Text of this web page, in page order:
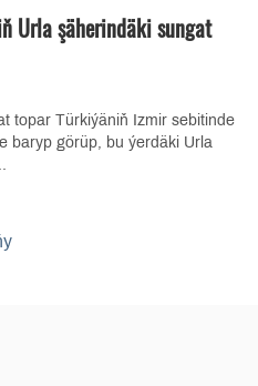
Urla şäherindäki sungat
topar Türkiýäniň Izmir sebitinde
baryp görüp, bu ýerdäki Urla